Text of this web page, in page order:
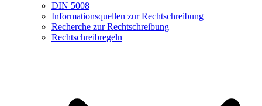
DIN 5008
Informationsquellen zur Rechtschreibung
Recherche zur Rechtschreibung
Rechtschreibregeln